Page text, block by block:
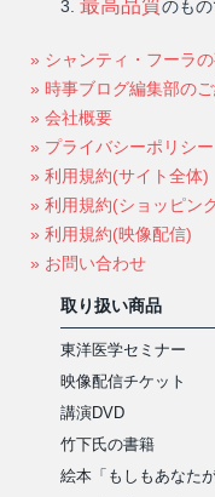
最高品質のも
» シャンティ・フーラ
» 時事ブログ編集部の
» 会社概要
» プライバシーポリシー
» 利用規約(サイト全体)
» 利用規約(ショッピン
» 利用規約(映像配信)
» お問い合わせ
取り扱い商品
東洋医学セミナー
映像配信チケット
講演DVD
竹下氏の書籍
絵本「もしもあなたが